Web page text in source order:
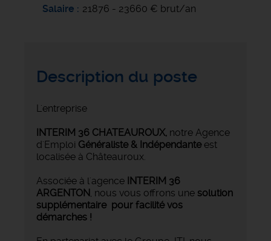
Salaire
21876 - 23660 € brut/an
Description du poste
L'entreprise
INTERIM 36 CHATEAUROUX, notre Agence
d'Emploi Généraliste & Indépendante est
localisée à Châteauroux.
Associée à l'agence INTERIM 36
ARGENTON, nous vous offrons une solution
supplémentaire pour facilité vos
démarches !